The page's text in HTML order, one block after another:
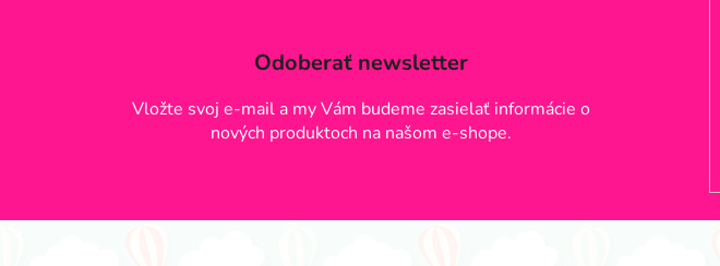
Odoberať newsletter
Vložte svoj e-mail a my Vám budeme zasielať informácie o
nových produktoch na našom e-shope.